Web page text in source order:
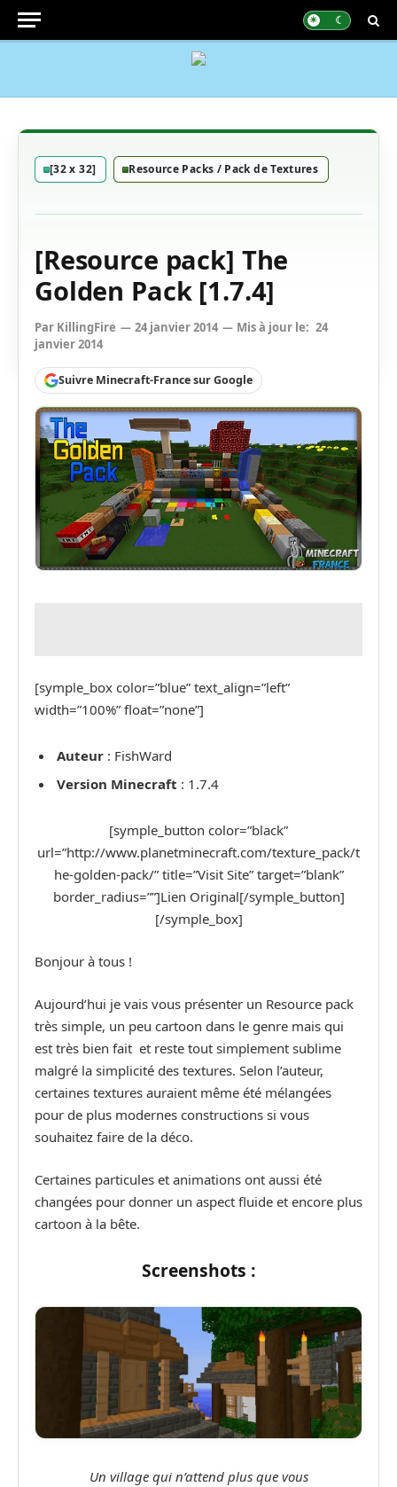
[32 x 32] Resource Packs / Pack de Textures
[Resource pack] The
Golden Pack [1.7.4]
Par KillingFire 24 janvier 2014 Mis à jour le: 24
janvier 2014
Suivre Minecraft-France sur Google
[symple_box color=”blue” text_align=”left”
width=”100%” float=”none”]
Auteur : FishWard
Version Minecraft : 1.7.4
[symple_button color=”black”
url=”http://www.planetminecraft.com/texture_pack/t
he-golden-pack/” title=”Visit Site” target=”blank”
border_radius=””]Lien Original[/symple_button]
[/symple_box]
Bonjour à tous !
Aujourd’hui je vais vous présenter un Resource pack
très simple, un peu cartoon dans le genre mais qui
est très bien fait et reste tout simplement sublime
malgré la simplicité des textures. Selon l’auteur,
certaines textures auraient même été mélangées
pour de plus modernes constructions si vous
souhaitez faire de la déco.
Certaines particules et animations ont aussi été
changées pour donner un aspect fluide et encore plus
cartoon à la bête.
Screenshots :
Un village qui n’attend plus que vous